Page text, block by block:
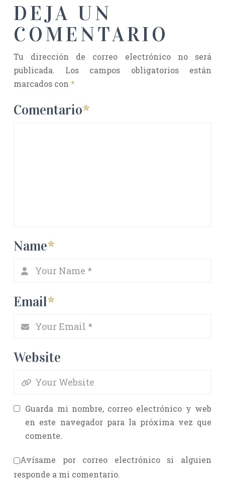
DEJA UN
COMENTARIO
Tu dirección de correo electrónico no será
publicada.
Los campos obligatorios están
marcados con *
Comentario*
Name*
Email*
Website
Guarda mi nombre, correo electrónico y web
en este navegador para la próxima vez que
comente.
Avísame por correo electrónico si alguien
responde a mi comentario.